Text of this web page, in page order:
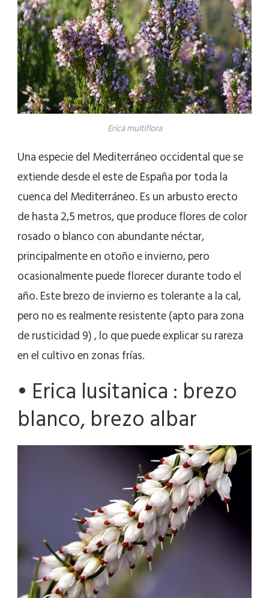
Erica multiflora
Una especie del Mediterráneo occidental que se
extiende desde el este de España por toda la
cuenca del Mediterráneo. Es un arbusto erecto
de hasta 2,5 metros, que produce flores de color
rosado o blanco con abundante néctar,
principalmente en otoño e invierno, pero
ocasionalmente puede florecer durante todo el
año. Este brezo de invierno es tolerante a la cal,
pero no es realmente resistente (apto para zona
de rusticidad 9) , lo que puede explicar su rareza
en el cultivo en zonas frías.
• Erica lusitanica : brezo
blanco, brezo albar